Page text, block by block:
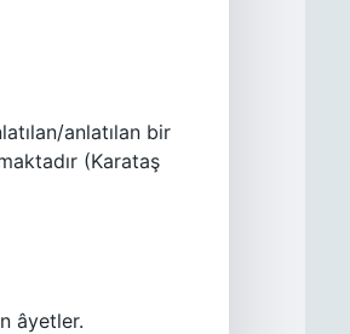
anlatılan bir
(Karataş
âyetler.